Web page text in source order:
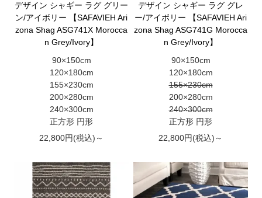
デザイン シャギー ラグ グリー
ン/アイボリー 【SAFAVIEH Ari
zona Shag ASG741X Morocca
n Grey/Ivory】
90×150cm
120×180cm
155×230cm
200×280cm
240×300cm
正方形 円形
22,800円(税込)～
デザイン シャギー ラグ グレ
ー/アイボリー 【SAFAVIEH Ari
zona Shag ASG741G Morocca
n Grey/Ivory】
90×150cm
120×180cm
155×230cm
200×280cm
240×300cm
正方形 円形
22,800円(税込)～